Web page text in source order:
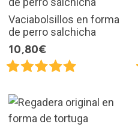
Vaciabolsillos en forma
de perro salchicha
10,80€